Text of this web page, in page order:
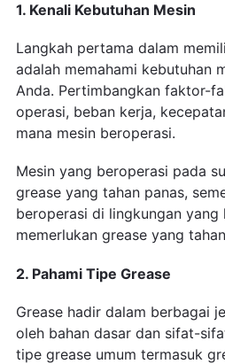
1. Kenali Kebutuhan Mesin
Langkah pertama dalam
adalah memahami kebutuhan
Anda. Pertimbangkan faktor-
operasi, beban kerja,
mana mesin beroperasi.
Mesin yang beroperasi pada
grease yang tahan panas,
beroperasi di lingkungan
memerlukan grease yang
2. Pahami Tipe Grease
Grease hadir dalam berbagai
oleh bahan dasar dan sifat-
tipe grease umum termasuk